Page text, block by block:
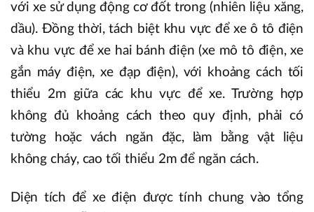
với xe sử dụng động cơ đốt trong (nhiên liệu xăng,
dầu). Đồng thời, tách biệt khu vực để xe ô tô điện
và khu vực để xe hai bánh điện (xe mô tô điện, xe
gắn máy điện, xe đạp điện), với khoảng cách tối
thiểu 2m giữa các khu vực để xe. Trường hợp
không đủ khoảng cách theo quy định, phải có
tường hoặc vách ngăn đặc, làm bằng vật liệu
không cháy, cao tối thiểu 2m để ngăn cách.
Diện tích để xe điện được tính chung vào tổng